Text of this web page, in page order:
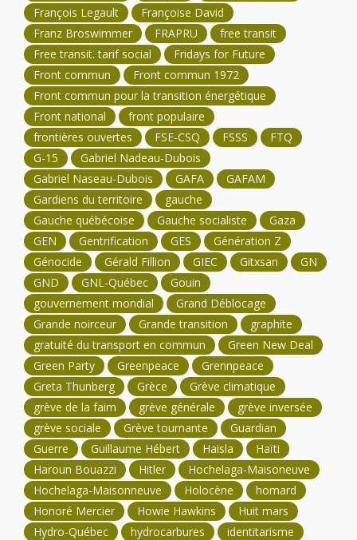
François Legault
Françoise David
Franz Broswimmer
FRAPRU
free transit
Free transit. tarif social
Fridays for Future
Front commun
Front commun 1972
Front commun pour la transition énergétique
Front national
front populaire
frontières ouvertes
FSE-CSQ FSSS
FTQ
G-15
Gabriel Nadeau-Dubois
Gabriel Naseau-Dubois
GAFA
GAFAM
Gardiens du territoire
gauche
Gauche québécoise
Gauche socialiste
Gaza
GEN
Gentrification GES
Génération Z
Génocide
Gérald Fillion GIEC Gitxsan
GN
GND
GNL-Québec
Gouin
gouvernement mondial
Grand Déblocage
Grande noirceur
Grande transition
graphite
gratuité du transport en commun
Green New Deal
Green Party
Greenpeace
Grennpeace
Greta Thunberg
Grèce
Grève climatique
grève de la faim
grève générale
grève inversée
grève sociale
Grève tournante
Guardian
Guerre
Guillaume Hébert Haisla
Haïti
Haroun Bouazzi
Hitler
Hochelaga-Maisoneuve
Hochelaga-Maisonneuve
Holocène
homard
Honoré Mercier
Howie Hawkins
Huit mars
Hydro-Québec
hydrocarbures
identitarisme